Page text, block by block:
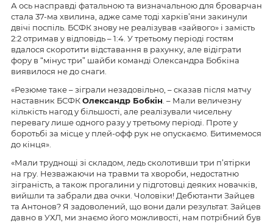
А ось насправді фатальною та визначальною для броварчан
стала 37-ма хвилина, адже саме тоді харків’яни закинули
двічі поспіль. БСФК знову не реалізував «зайвого» і замість
2:2 отримав у відповідь – 1:4. У третьому періоді гостям
вдалося скоротити відставання в рахунку, але відіграти
фору в “мінус три” шайби команді Олександра Бобкіна
виявилося недо снаги.
«Резюме таке – зіграли незадовільно, – сказав після матчу
наставник БСФКОлександр Бобкін. – Мали величезну
кількість нагод у більшості, але реалізували чисельну
перевагу лише одного разу у третьому періоді. Проте у
боротьбі за місце у плей-офф рук не опускаємо. Битимемося
до кінця».
«Мали труднощі зі складом, ледь сколотивши три п’ятірки
на гру. Незважаючи на травми та хвороби, недостатню
зіграність, а також прогалини у підготовці деяких новачків,
вийшли та забрали два очки. Чоловіки! Дебютанти Зайцев
та Антонов? Я задоволений, що вони дали результат. Зайцев
давно в УХЛ, ми знаємо його можливості, нам потрібний був